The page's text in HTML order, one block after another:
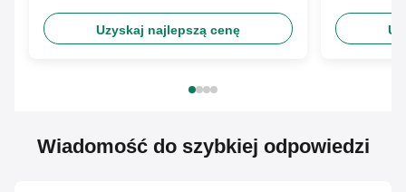
Uzyskaj najlepszą cenę
Wiadomość do szybkiej odpowiedzi